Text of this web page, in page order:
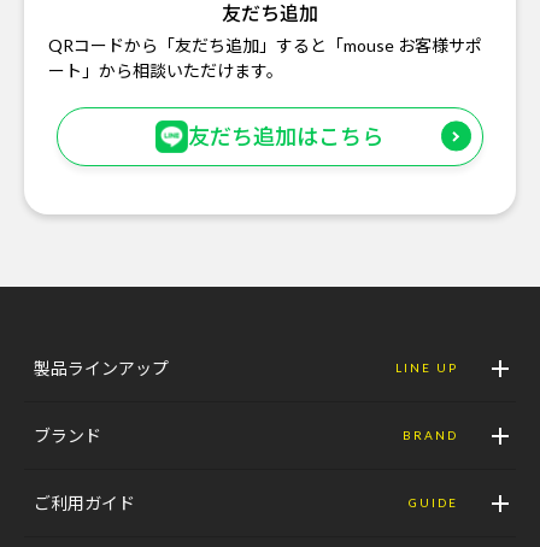
友だち追加
QRコードから「友だち追加」すると「mouse お客様サポ
ート」から相談いただけます。
友だち追加はこちら
製品ラインアップ LINE UP
ブランド BRAND
ご利用ガイド GUIDE